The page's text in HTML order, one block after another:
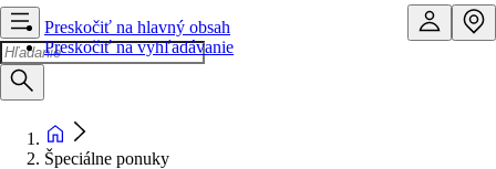
Preskočiť na hlavný obsah
Preskočiť na vyhľadávanie
Špeciálne ponuky